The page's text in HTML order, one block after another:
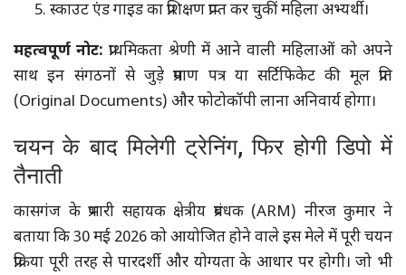
स्काउट एंड गाइड का प्रशिक्षण प्राप्त कर चुकीं महिला अभ्यर्थी।
महत्वपूर्ण नोट: प्राथमिकता श्रेणी में आने वाली महिलाओं को अपने
साथ इन संगठनों से जुड़े प्रमाण पत्र या सर्टिफिकेट की मूल प्रति
(Original Documents) और फोटोकॉपी लाना अनिवार्य होगा।
चयन के बाद मिलेगी ट्रेनिंग, फिर होगी डिपो में
तैनाती
कासगंज के प्रभारी सहायक क्षेत्रीय प्रबंधक (ARM) नीरज कुमार ने
बताया कि 30 मई 2026 को आयोजित होने वाले इस मेले में पूरी चयन
प्रक्रिया पूरी तरह से पारदर्शी और योग्यता के आधार पर होगी। जो भी